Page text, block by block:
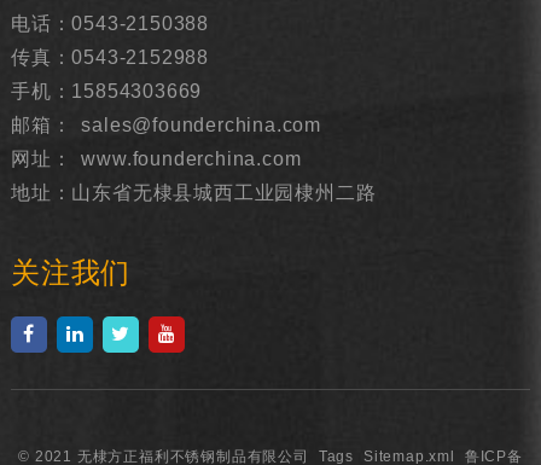
电话：0543-2150388
传真：0543-2152988
手机：15854303669
邮箱：
sales@founderchina.com
网址：
www.founderchina.com
地址：山东省无棣县城西工业园棣州二路
关注我们
© 2021 无棣方正福利不锈钢制品有限公司 Tags Sitemap.xml 鲁ICP备